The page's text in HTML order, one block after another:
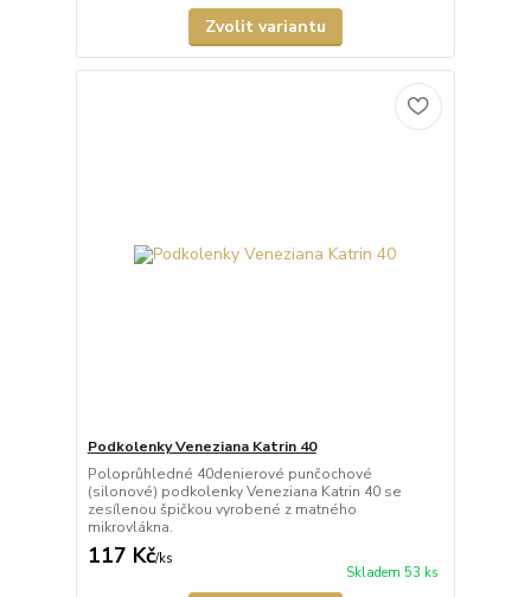
Zvolit variantu
Podkolenky Veneziana Katrin 40
Poloprůhledné 40denierové punčochové
(silonové) podkolenky Veneziana Katrin 40 se
zesílenou špičkou vyrobené z matného
mikrovlákna.
117 Kč/ks
Skladem 53 ks